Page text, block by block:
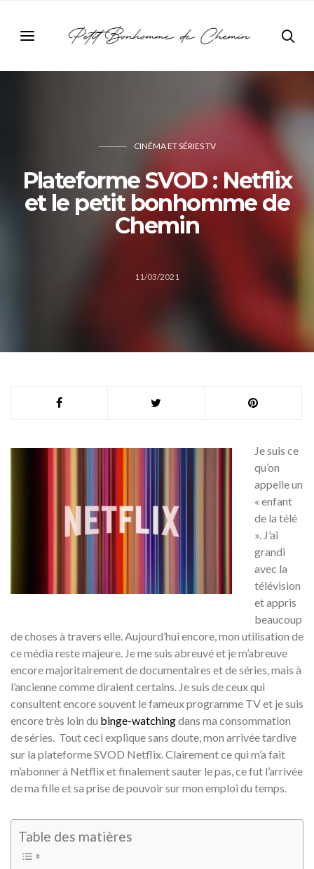
CINÉMA ET SÉRIES TV
Plateforme SVOD : Netflix
et le petit bonhomme de
Chemin
11/03/2021
Je suis ce
qu’on
appelle un
« enfant
de la télé
». J’ai
grandi
avec la
télévision
et appris
beaucoup
de choses à travers elle. Aujourd’hui encore, mon utilisation de
ce média reste majeure. Je me suis abreuvé et je m’abreuve
encore majoritairement de documentaires et de séries, mais à
l’ancienne comme diraient certains. Je suis de ceux qui
consultent encore souvent le fameux programme TV et je suis
encore très loin du binge-watchingdans ma consommation
de séries. Tout ceci explique sans doute, mon arrivée tardive
sur la plateforme SVOD Netflix. Clairement ce qui m’a fait
m’abonner à Netflix et finalement sauter le pas, ce fut l’arrivée
de ma fille et sa prise de pouvoir sur mon emploi du temps.
Table des matières